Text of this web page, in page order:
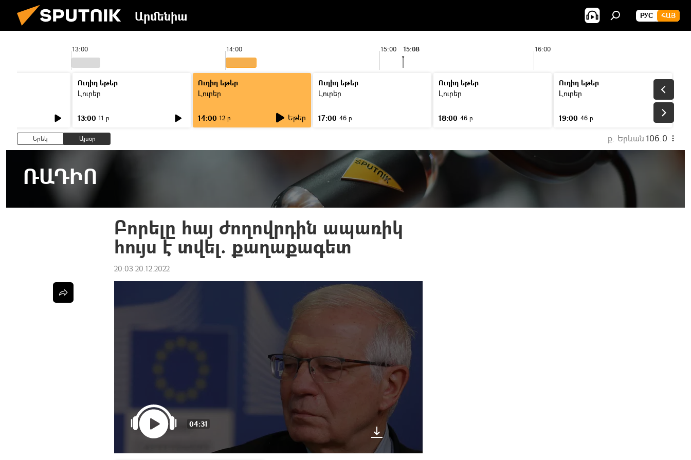
Արմենիա РУС ՀԱՅ
13:00 14:00 15:00 16:00
15:08
Ուղիղ եթեր
Լուրեր
13:00 11 ր
Ուղիղ եթեր
Լուրեր
14:00 12 ր Եթեր
Ուղիղ եթեր
Լուրեր
17:00 46 ր
Ուղիղ եթեր
Լուրեր
18:00 46 ր
Ուղիղ եթեր
Լուրեր
19:00 46 ր
Երեկ Այսօր ք. Երևան 106.0
ՌԱԴԻՈ
Բորելը հայ ժողովրդին ապառիկ
հույս է տվել. քաղաքագետ
20:03 20.12.2022
04:31